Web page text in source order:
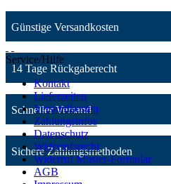
Günstige Versandkosten
14 Tage Rückgaberecht
Schneller Versand
Sichere Zahlungsmethoden
Service/Hilfe
Kontakt
Lieferzeiten
Versandkosten
Zahlungsinfos
Datenschutz
Widerrufsrecht
Widerruf Muster-Formular
AGB